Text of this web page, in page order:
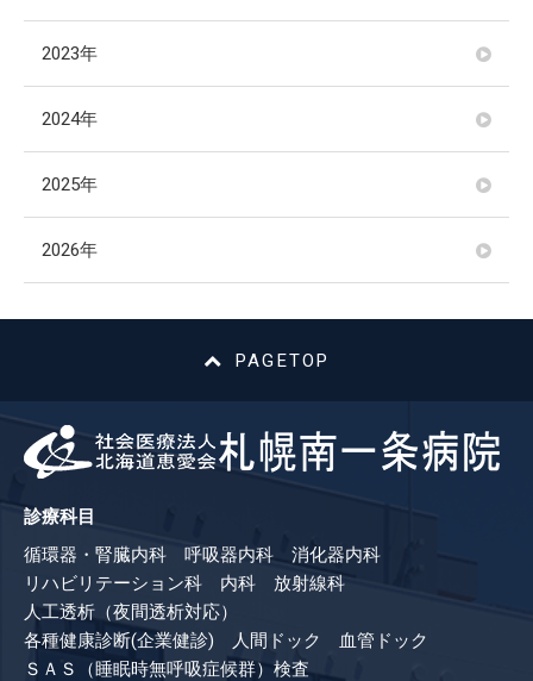
2023年
2024年
2025年
2026年
PAGETOP
診療科目
循環器・腎臓内科 呼吸器内科 消化器内科
リハビリテーション科 内科 放射線科
人工透析（夜間透析対応）
各種健康診断(企業健診) 人間ドック 血管ドック
ＳＡＳ（睡眠時無呼吸症候群）検査